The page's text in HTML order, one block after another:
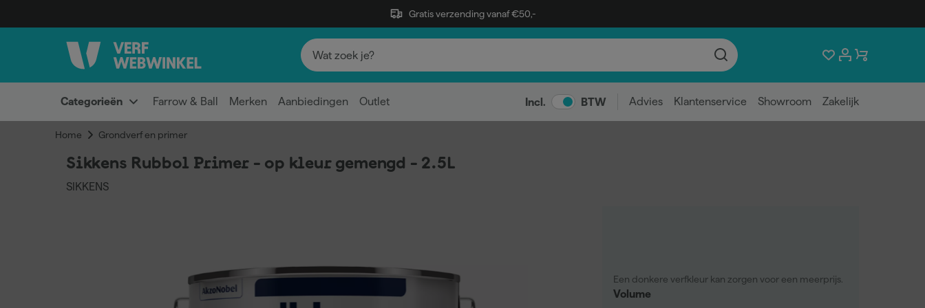
Gratis verzending vanaf €50,-
Categorieën Farrow & Ball Merken Aanbiedingen Outlet Incl. BTW Advies Klantenservice Showroom Zakelijk
Home Grondverf en primer
Sikkens Rubbol Primer - op kleur gemengd - 2.5L
SIKKENS
Een donkere verfkleur kan zorgen voor een meerprijs.
Volume